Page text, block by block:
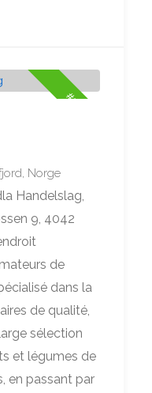
#5
Norge
Handelslag,
9, 4042
de
dans la
de qualité,
sélection
et légumes de
en passant par